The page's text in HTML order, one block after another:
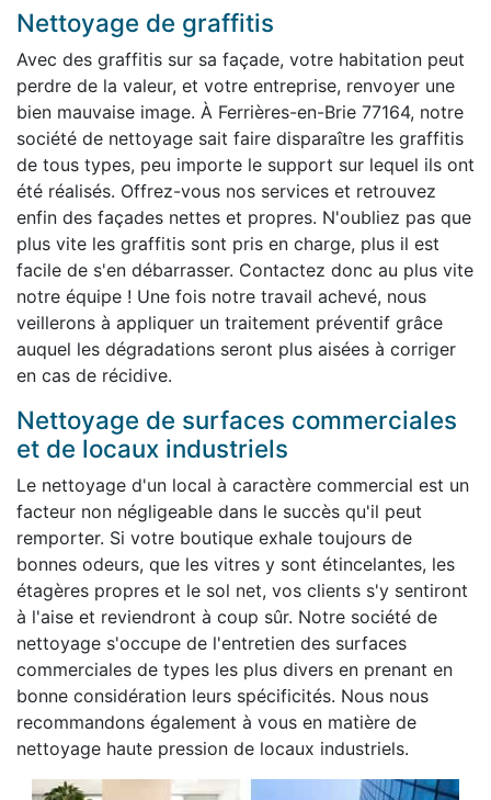
Nettoyage de graffitis
Avec des graffitis sur sa façade, votre habitation peut
perdre de la valeur, et votre entreprise, renvoyer une
bien mauvaise image. À Ferrières-en-Brie 77164, notre
société de nettoyage sait faire disparaître les graffitis
de tous types, peu importe le support sur lequel ils ont
été réalisés. Offrez-vous nos services et retrouvez
enfin des façades nettes et propres. N'oubliez pas que
plus vite les graffitis sont pris en charge, plus il est
facile de s'en débarrasser. Contactez donc au plus vite
notre équipe ! Une fois notre travail achevé, nous
veillerons à appliquer un traitement préventif grâce
auquel les dégradations seront plus aisées à corriger
en cas de récidive.
Nettoyage de surfaces commerciales
et de locaux industriels
Le nettoyage d'un local à caractère commercial est un
facteur non négligeable dans le succès qu'il peut
remporter. Si votre boutique exhale toujours de
bonnes odeurs, que les vitres y sont étincelantes, les
étagères propres et le sol net, vos clients s'y sentiront
à l'aise et reviendront à coup sûr. Notre société de
nettoyage s'occupe de l'entretien des surfaces
commerciales de types les plus divers en prenant en
bonne considération leurs spécificités. Nous nous
recommandons également à vous en matière de
nettoyage haute pression de locaux industriels.